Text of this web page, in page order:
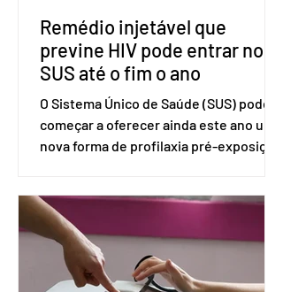
Remédio injetável que
previne HIV pode entrar no
SUS até o fim o ano
O Sistema Único de Saúde (SUS) pode
começar a oferecer ainda este ano uma
nova forma de profilaxia pré-exposição
medicamento carbotegravir, que
impede a replicação do vírus de forma
prolongada e pode ser tomado a cada
dois meses. O pedido de inclusão vai